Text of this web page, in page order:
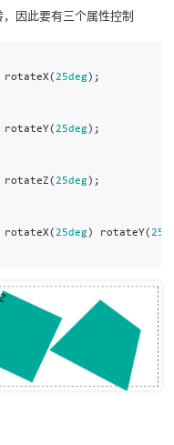
因此要有三个属性控制
rotateX(25deg);
rotateY(25deg);
rotateZ(25deg);
rotateX(25deg) rotateY(